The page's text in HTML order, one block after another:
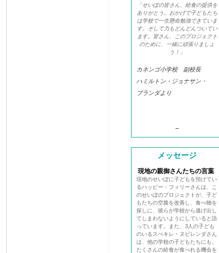
「せいぼの皆さん、給食の提供を
ありがとう。おかげで子どもたち
は学校で一生懸命勉強できていま
す。そして力もどんどんついてい
ます。皆さん、このプロジェクト
のために、一緒に頑張りましょ
う！」
カネンゴ小学校 副校長
ハミルトン・ジョナサン・
ブランダより
–
メッセージ
現地の親御さんたちの言葉
現地のせいぼに子どもを預けてい
るハッピー・フィリーさんは、こ
のせいぼのプロジェクトが、子ど
もたちの空腹を改善し、食べ物を
探しに、彼らが学校から逃げ出し
てしまわないようにしていると語
っています。また、3人の子ども
のいるスぺキレ・ヌビレンダさん
は、他の学校の子どもたちにも、
たくさんの給食が食べれる機会を